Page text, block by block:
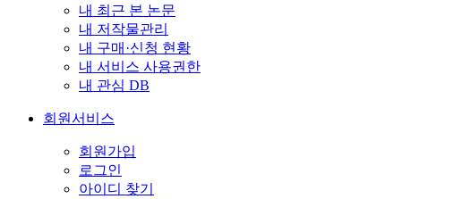
내 최근 본 논문
내 저작물관리
내 구매·신청 현황
내 서비스 사용권한
내 관심 DB
회원서비스
회원가입
로그인
아이디 찾기